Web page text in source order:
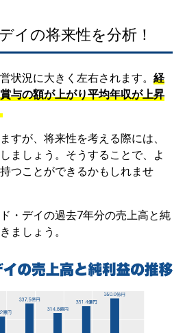
イの将来性を分析！
状況に大きく左右されます。 経
与の額が上がり平均年収が上昇
すが、将来性を考える際には、
ましょう。そうすることで、よ
つことができるかもしれませ
・デイの過去7年分の売上高と純
ましょう。